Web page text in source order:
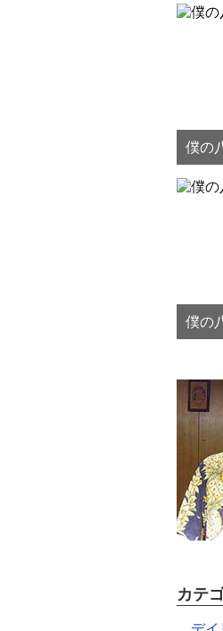
僕の
僕の
カテ